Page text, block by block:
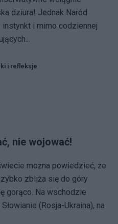
dziura! Jednak Naród
i mimo codziennej
i refleksje
nie wojować!
można powiedzieć, że
zbliża się do góry
gorąco. Na wschodzie
(Rosja-Ukraina), na